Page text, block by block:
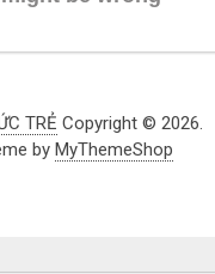
TRẺ Copyright © 2026.
by MyThemeShop